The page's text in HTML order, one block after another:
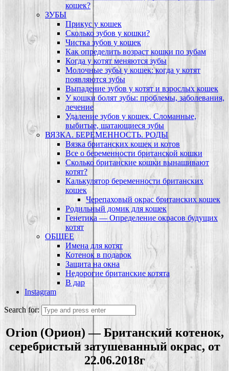
кошек?
ЗУБЫ
Прикус у кошек
Сколько зубов у кошки?
Чистка зубов у кошек
Как определить возраст кошки по зубам
Когда у котят меняются зубы
Молочные зубы у кошек: когда у котят
появляются зубы
Выпадение зубов у котят и взрослых кошек
У кошки болят зубы: проблемы, заболевания,
лечение
Удаление зубов у кошек. Сломанные,
выбитые, шатающиеся зубы
ВЯЗКА. БЕРЕМЕННОСТЬ. РОДЫ
Вязка британских кошек и котов
Все о беременности британской кошки
Сколько британские кошки вынашивают
котят?
Калькулятор беременности британских
кошек
Черепаховый окрас британских кошек
Родильный домик для кошек
Генетика — Определение окрасов будущих
котят
ОБЩЕЕ
Имена для котят
Котенок в подарок
Защита на окна
Недорогие британские котята
В дар
Instagram
Search for:
Orion (Орион) —Британский котенок,
серебристый затушеванный окрас, от
22.06.2018г